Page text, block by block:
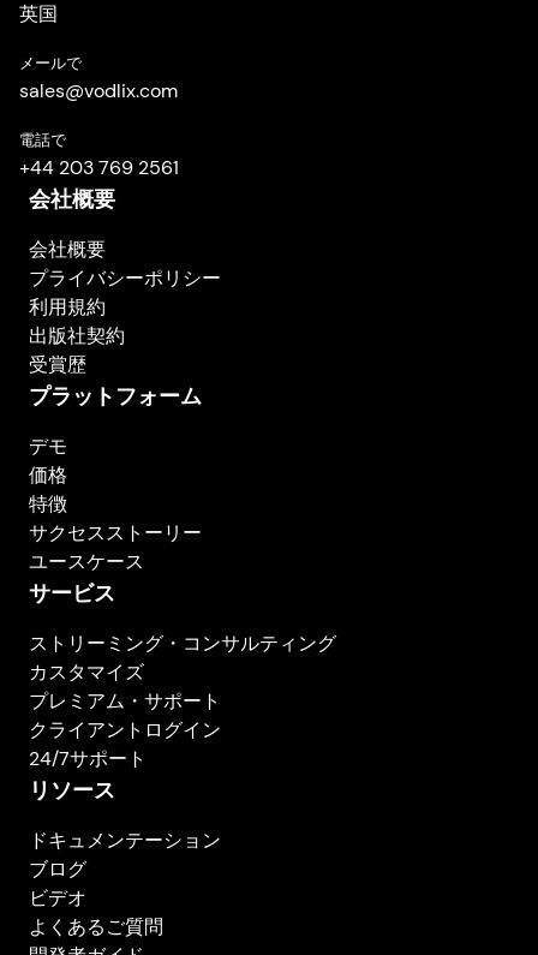
英国
メールで
sales@vodlix.com
電話で
+44 203 769 2561
会社概要
会社概要
プライバシーポリシー
利用規約
出版社契約
受賞歴
プラットフォーム
デモ
価格
特徴
サクセスストーリー
ユースケース
サービス
ストリーミング・コンサルティング
カスタマイズ
プレミアム・サポート
クライアントログイン
24/7サポート
リソース
ドキュメンテーション
ブログ
ビデオ
よくあるご質問